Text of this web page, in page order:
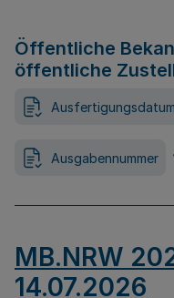
Öffentliche
öffentliche
Ausfertigungsdatum
Ausgabennummer
MB.NRW
14.07.2026